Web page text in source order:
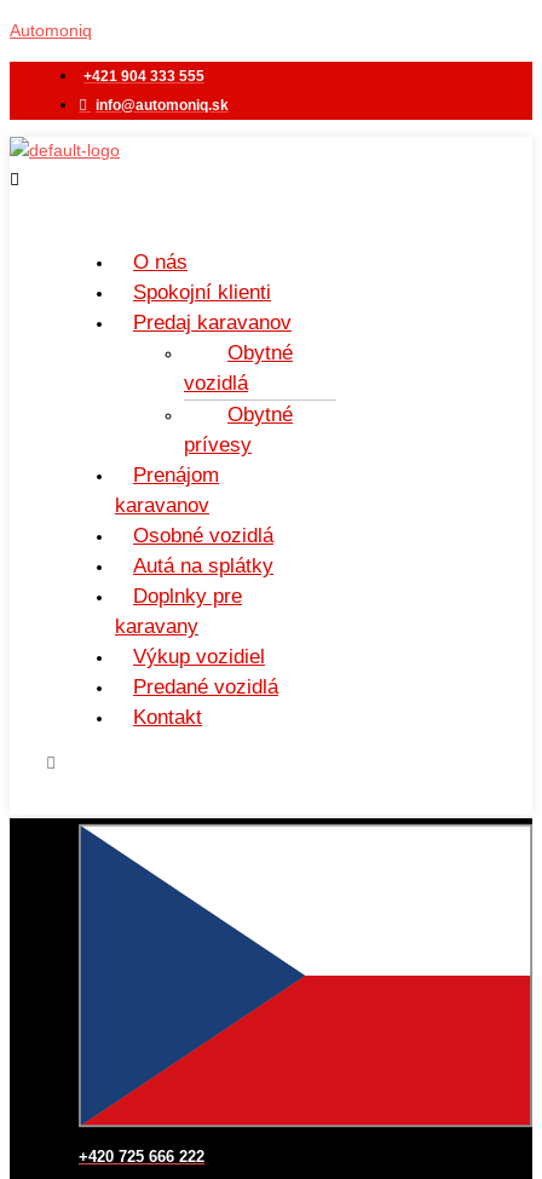
na
Automoniq
+421 904 333 555
info@automoniq.sk
O nás
Spokojní klienti
Predaj karavanov
Obytné
vozidlá
Obytné
prívesy
Prenájom
karavanov
Osobné vozidlá
Autá na splátky
Doplnky pre
karavany
Výkup vozidiel
Predané vozidlá
Kontakt
+420 725 666 222
Menu